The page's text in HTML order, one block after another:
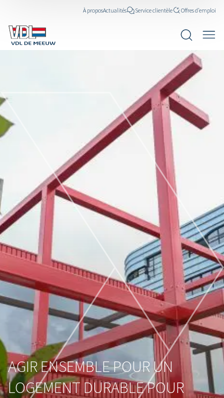
À proposActualités Service clientèle Offres d’emploi
AGIR ENSEMBLE POUR UN
LOGEMENT DURABLE POUR